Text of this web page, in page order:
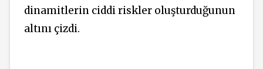
dinamitlerin ciddi riskler oluşturduğunun
altını çizdi.